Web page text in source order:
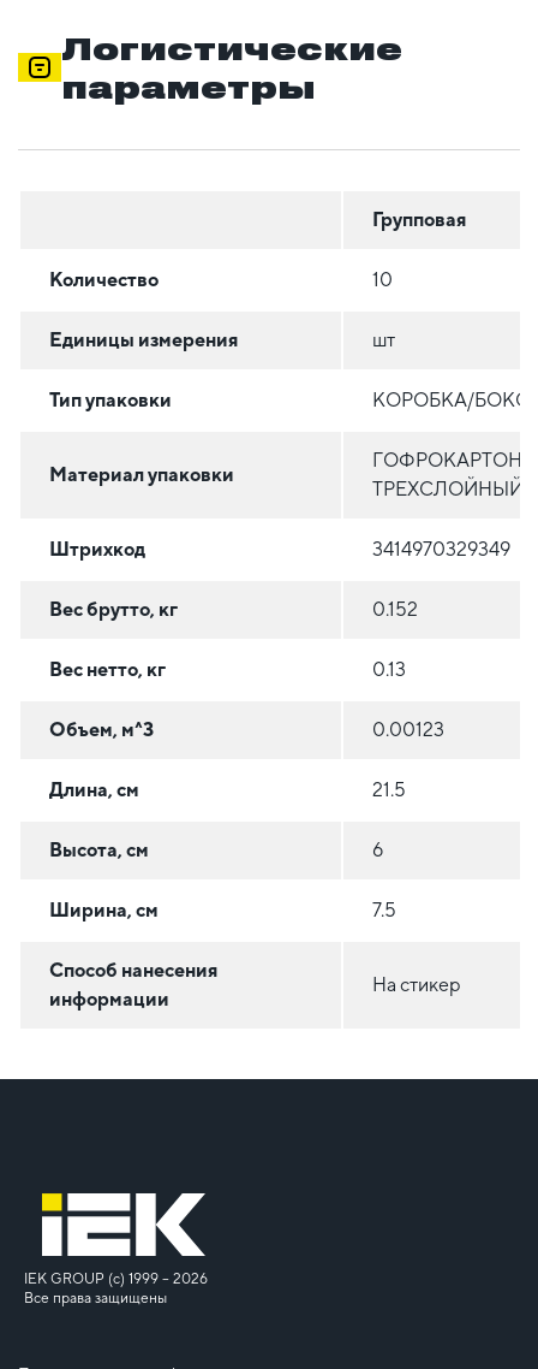
Логистические
параметры
Групповая
Количество 10
Единицы измерения шт
Тип упаковки КОРОБКА/БОКС
Материал упаковки
ГОФРОКАРТОН
ТРЕХСЛОЙНЫЙ
Штрихкод 3414970329349
Вес брутто, кг 0.152
Вес нетто, кг 0.13
Объем, м^3 0.00123
Длина, см 21.5
Высота, см 6
Ширина, см 7.5
Способ нанесения
информации
На стикер
IEK GROUP (c) 1999 – 2026
Все права защищены